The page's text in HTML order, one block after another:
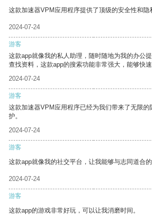
这款加速器VPM应用程序提供了顶级的安全性和隐
2024-07-24
游客
这款app就像我的私人助理，随时随地为我的办公
查找资料，这款app的搜索功能非常强大，能够快速
2024-07-24
游客
这款加速器VPM应用程序已经为我们带来了无限的
护。
2024-07-24
游客
这款app就像我的社交平台，让我能够与志同道合的
2024-07-24
游客
这款app的游戏非常好玩，可以让我消磨时间。